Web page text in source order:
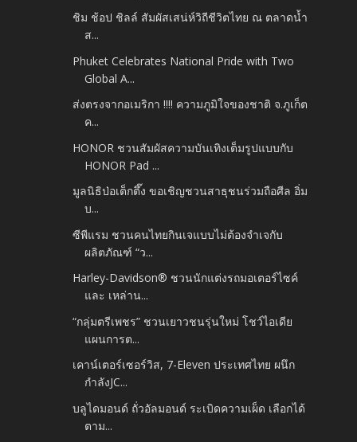
ชิม ช้อป ชิลล์ สัมผัสเสน่ห์วิถีชีวิตไทย ณ ตลาดน้ำ
ส...
Phuket Celebrates National Pride with Two
Global A...
ส่งตรงจากอเมริกา !!!! ความภูมิใจของชาติ จ.ภูเก็ต
ค...
HONOR ชวนสัมผัสความบันเทิงเต็มรูปแบบกับ
HONOR Pad ...
มูลนิธิป่อเต็กตึ๊ง ขอเชิญชวนสาธุชนร่วมถือศีล อิ่ม
บ...
ซีพีแรม ชวนคนไทยกินเจแบบไม่ต้องจำเจกับ
ผลิตภัณฑ์ “ว...
Harley-Davidson® ชวนนักแต่งรถมอเตอร์ไซค์
และ เหล่าน...
“กลุ่มตรีเพชร” ชวนเยาวชนรุ่นใหม่ โชว์ไอเดีย
แผนการต...
เคาน์เตอร์เซอร์วิส, 7-Eleven ประเทศไทย ผนึก
กำลังJC...
บลูไดมอนด์ ถั่วอัลมอนด์ ระเบิดความเผ็ด เลือกได้
ตาม...